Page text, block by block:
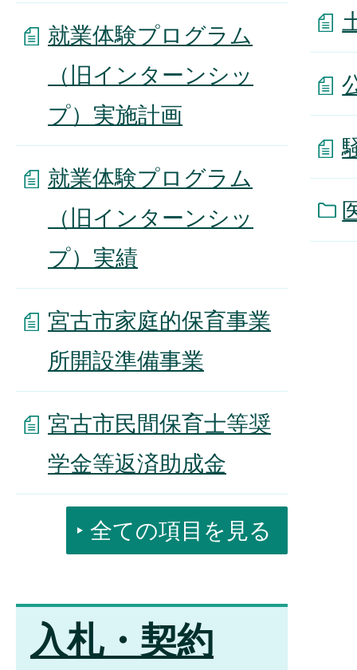
就業体験プログラム
（旧インターンシッ
プ）実施計画
就業体験プログラム
（旧インターンシッ
プ）実績
宮古市家庭的保育事業
所開設準備事業
宮古市民間保育士等奨
学金等返済助成金
全ての項目を見る
入札・契約